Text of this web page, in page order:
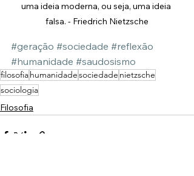
uma ideia moderna, ou seja, uma ideia
falsa. - Friedrich Nietzsche
#geração #sociedade #reflexão
#humanidade #saudosismo
filosofiahumanidadesociedade nietzsche
sociologia
Filosofia